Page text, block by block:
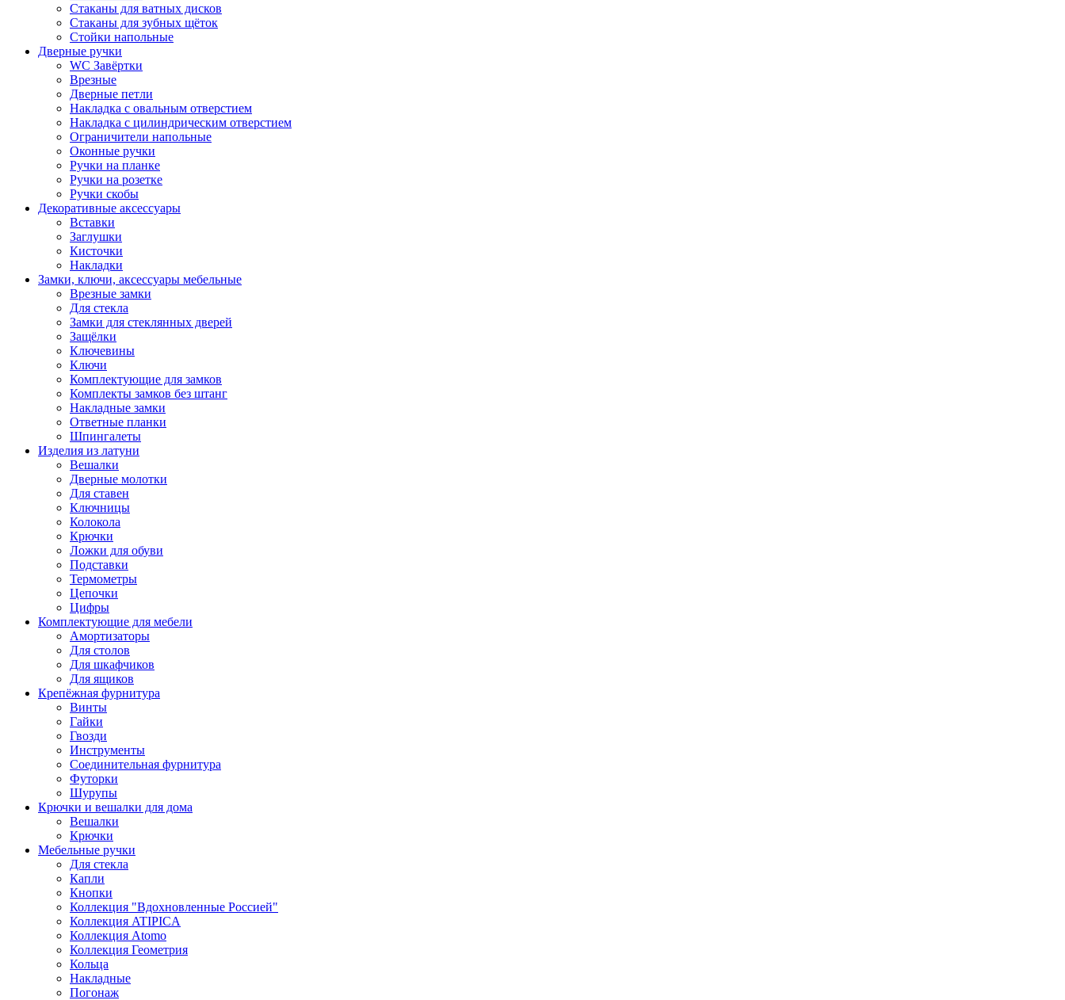
Стаканы для ватных дисков
Стаканы для зубных щёток
Стойки напольные
Дверные ручки
WC Завёртки
Врезные
Дверные петли
Накладка с овальным отверстием
Накладка с цилиндрическим отверстием
Ограничители напольные
Оконные ручки
Ручки на планке
Ручки на розетке
Ручки скобы
Декоративные аксессуары
Вставки
Заглушки
Кисточки
Накладки
Замки, ключи, аксессуары мебельные
Врезные замки
Для стекла
Замки для стеклянных дверей
Защёлки
Ключевины
Ключи
Комплектующие для замков
Комплекты замков без штанг
Накладные замки
Ответные планки
Шпингалеты
Изделия из латуни
Вешалки
Дверные молотки
Для ставен
Ключницы
Колокола
Крючки
Ложки для обуви
Подставки
Термометры
Цепочки
Цифры
Комплектующие для мебели
Амортизаторы
Для столов
Для шкафчиков
Для ящиков
Крепёжная фурнитура
Винты
Гайки
Гвозди
Инструменты
Соединительная фурнитура
Футорки
Шурупы
Крючки и вешалки для дома
Вешалки
Крючки
Мебельные ручки
Для стекла
Капли
Кнопки
Коллекция "Вдохновленные Россией"
Коллекция ATIPICA
Коллекция Atomo
Коллекция Геометрия
Кольца
Накладные
Погонаж